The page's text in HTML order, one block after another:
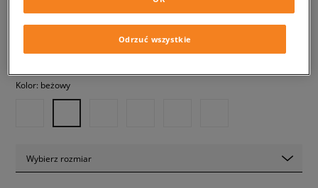
739,99 zł z VAT
✛ 740 PKT. WSIZEERCLUB
Kolor: beżowy
Wybierz rozmiar
Odrzuć wszystkie